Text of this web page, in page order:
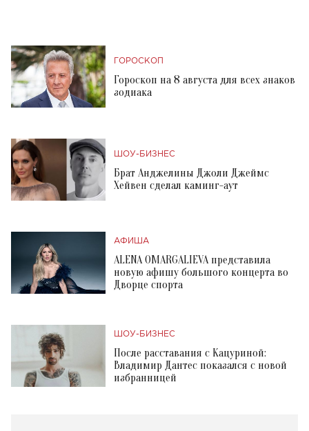
ГОРОСКОП
Гороскоп на 8 августа для всех знаков
зодиака
ШОУ-БИЗНЕС
Брат Анджелины Джоли Джеймс
Хейвен сделал каминг-аут
АФИША
ALENA OMARGALIEVA представила
новую афишу большого концерта во
Дворце спорта
ШОУ-БИЗНЕС
После расставания с Кацуриной:
Владимир Дантес показался с новой
избранницей